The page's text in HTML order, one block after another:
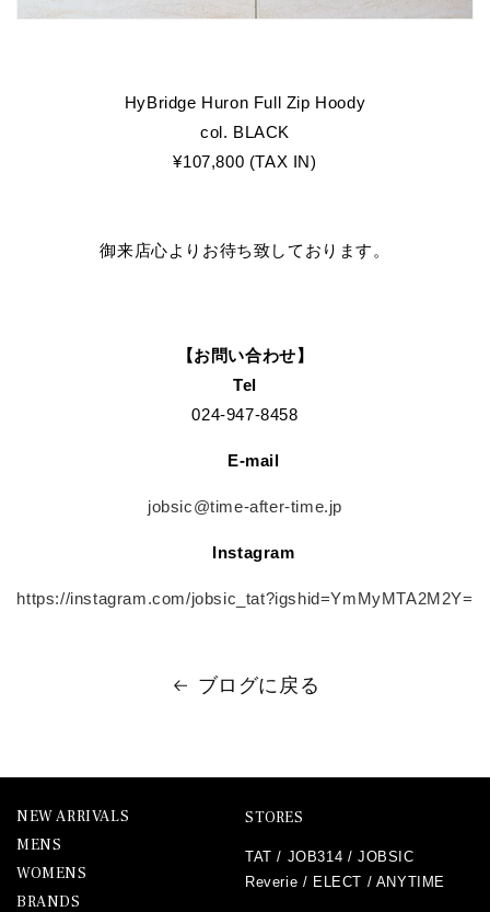
HyBridge Huron Full Zip Hoody
col. BLACK
¥107,800 (TAX IN)
御来店心よりお待ち致しております。
【お問い合わせ】
Tel
024-947-8458
E-mail
jobsic@time-after-time.jp
Instagram
https://instagram.com/jobsic_tat?igshid=YmMyMTA2M2Y=
ブログに戻る
NEW ARRIVALS
MENS
WOMENS
BRANDS
STORES
TAT / JOB314 /JOBSIC
Reverie / ELECT / ANYTIME